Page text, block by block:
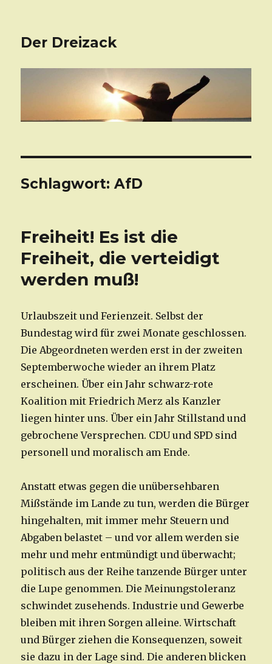
Der Dreizack
Schlagwort: AfD
Freiheit! Es ist die
Freiheit, die verteidigt
werden muß!
Urlaubszeit und Ferienzeit. Selbst der
Bundestag wird für zwei Monate geschlossen.
Die Abgeordneten werden erst in der zweiten
Septemberwoche wieder an ihrem Platz
erscheinen. Über ein Jahr schwarz-rote
Koalition mit Friedrich Merz als Kanzler
liegen hinter uns. Über ein Jahr Stillstand und
gebrochene Versprechen. CDU und SPD sind
personell und moralisch am Ende.
Anstatt etwas gegen die unübersehbaren
Mißstände im Lande zu tun, werden die Bürger
hingehalten, mit immer mehr Steuern und
Abgaben belastet – und vor allem werden sie
mehr und mehr entmündigt und überwacht;
politisch aus der Reihe tanzende Bürger unter
die Lupe genommen. Die Meinungstoleranz
schwindet zusehends. Industrie und Gewerbe
bleiben mit ihren Sorgen alleine. Wirtschaft
und Bürger ziehen die Konsequenzen, soweit
sie dazu in der Lage sind. Die anderen blicken